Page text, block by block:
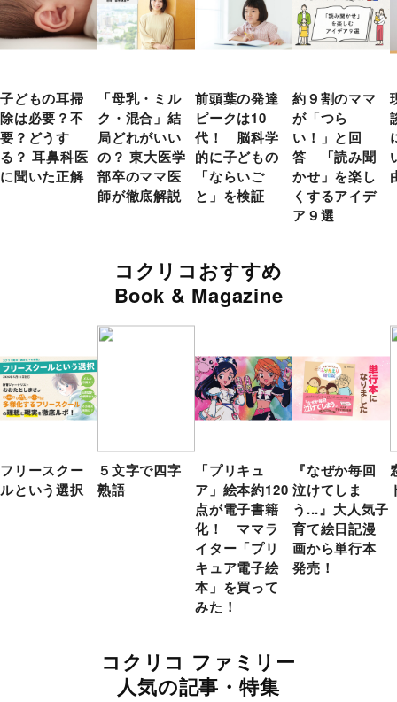
子どもの耳掃
除は必要？不
要？どうす
る？ 耳鼻科医
に聞いた正解
「母乳・ミル
ク・混合」結
局どれがいい
の？ 東大医学
部卒のママ医
師が徹底解説
前頭葉の発達
ピークは10
代！ 脳科学
的に子どもの
「ならいご
と」を検証
約９割のママ
が「つら
い！」と回
答 「読み聞
かせ」を楽し
くするアイデ
ア９選
コクリコおすすめ
Book & Magazine
フリースクー
ルという選択
５文字で四字
熟語
「プリキュ
ア」絵本約120
点が電子書籍
化！ ママラ
イター「プリ
キュア電子絵
本」を買って
みた！
『なぜか毎回
泣けてしま
う...』大人気子
育て絵日記漫
画から単行本
発売！
コクリコ ファミリー
人気の記事・特集